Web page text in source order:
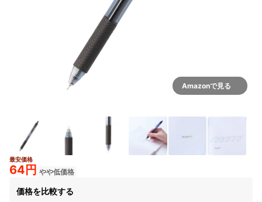
Amazonで見る
最安価格
64円 やや低価格
価格を比較する